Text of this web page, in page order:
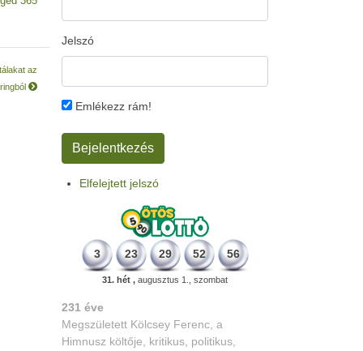
az
Jelszó
Emlékezz rám!
Elfelejtett jelszó
3 23 29 52 56
31. hét , augusztus 1., szombat
331 éve
Megszületett Mikes Kelemen
memoáríró, műfordító, a XVIII. századi